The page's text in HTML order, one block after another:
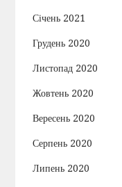
Січень 2021
Грудень 2020
Листопад 2020
Жовтень 2020
Вересень 2020
Серпень 2020
Липень 2020